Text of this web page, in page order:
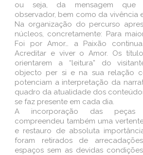
ou seja, da mensagem que
observador, bem como da vivência
Na organização do percurso
núcleos, concretamente: Para
Foi por Amor… a Paixão
Acreditar e viver o Amor. Os
orientarem a “leitura” do
objecto per si e na sua relação
potenciam a interpretação da
quadro da atualidade dos
se faz presente em cada dia.
A incorporação das peças
compreendeu também uma
e restauro de absoluta
foram retirados de
espaços sem as devidas